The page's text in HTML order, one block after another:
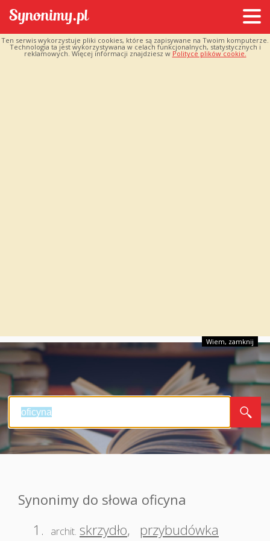
Ten serwis wykorzystuje pliki cookies, które są zapisywane na Twoim komputerze.
Technologia ta jest wykorzystywana w celach funkcjonalnych, statystycznych i
reklamowych. Więcej informacji znajdziesz w Polityce plików cookie.
Wiem, zamknij
Synonimy do słowa oficyna
1.
archit. skrzydło, przybudówka